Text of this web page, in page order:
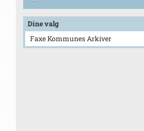
Dine valg
Faxe Kommunes Arkiver